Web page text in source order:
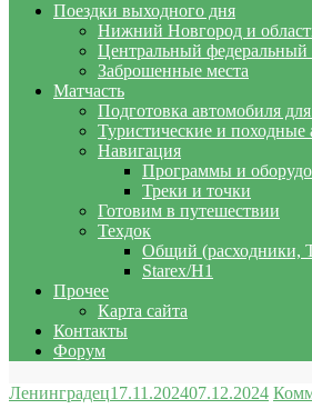
Поездки выходного дня
Нижний Новгород и
Центральный федеральный
Заброшенные места
Матчасть
Подготовка автомобиля
Туристические и походные
Навигация
Программы и
Треки и точки
Готовим в путешествии
Техдок
Общий (расходники,
Starex/H1
Прочее
Карта сайта
Контакты
Форум
Ленинградец17.11.202407.12.2024